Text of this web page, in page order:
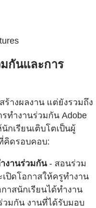
กันและการ
างผลงาน แต่ยังรวมถึง
ทำงานร่วมกัน Adobe
กเรียนเติบโตเป็นผู้
คิดรอบคอบ:
งานร่วมกัน- สอนร่วม
ปิดโอกาสให้ครูทำงาน
าสนักเรียนได้ทำงาน
วมกัน งานที่ได้รับมอบ